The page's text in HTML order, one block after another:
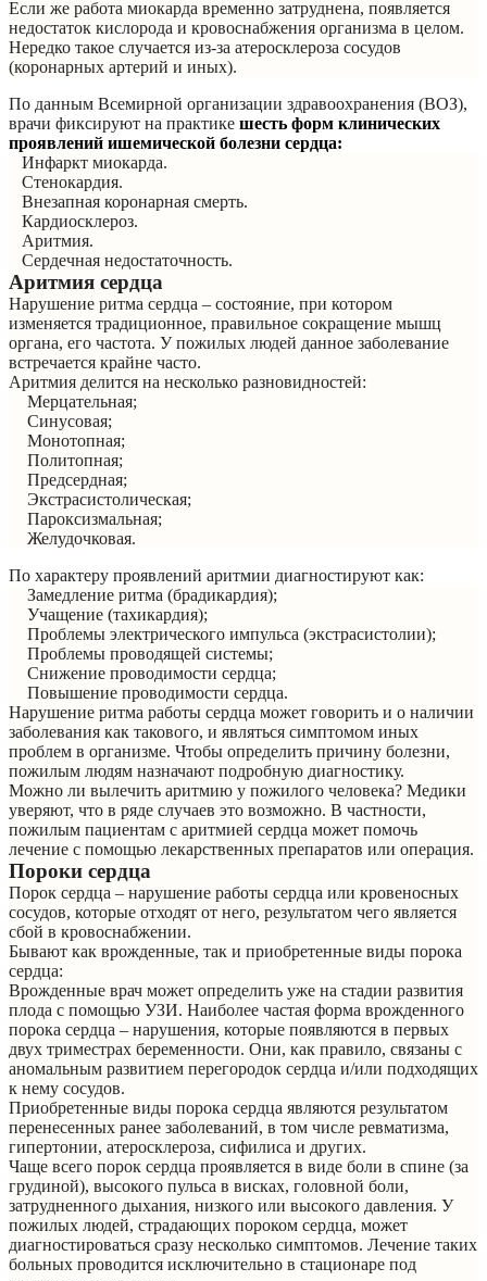
Если же работа миокарда временно затруднена, появляется
недостаток кислорода и кровоснабжения организма в целом.
Нередко такое случается из-за атеросклероза сосудов
(коронарных артерий и иных).
По данным Всемирной организации здравоохранения (ВОЗ),
врачи фиксируют на практике шесть форм клинических
проявлений ишемической болезни сердца:
Инфаркт миокарда.
Стенокардия.
Внезапная коронарная смерть.
Кардиосклероз.
Аритмия.
Сердечная недостаточность.
Аритмия сердца
Нарушение ритма сердца – состояние, при котором
изменяется традиционное, правильное сокращение мышц
органа, его частота. У пожилых людей данное заболевание
встречается крайне часто.
Аритмия делится на несколько разновидностей:
Мерцательная;
Синусовая;
Монотопная;
Политопная;
Предсердная;
Экстрасистолическая;
Пароксизмальная;
Желудочковая.
По характеру проявлений аритмии диагностируют как:
Замедление ритма (брадикардия);
Учащение (тахикардия);
Проблемы электрического импульса (экстрасистолии);
Проблемы проводящей системы;
Снижение проводимости сердца;
Повышение проводимости сердца.
Нарушение ритма работы сердца может говорить и о наличии
заболевания как такового, и являться симптомом иных
проблем в организме. Чтобы определить причину болезни,
пожилым людям назначают подробную диагностику.
Можно ли вылечить аритмию у пожилого человека? Медики
уверяют, что в ряде случаев это возможно. В частности,
пожилым пациентам с аритмией сердца может помочь
лечение с помощью лекарственных препаратов или операция.
Пороки сердца
Порок сердца – нарушение работы сердца или кровеносных
сосудов, которые отходят от него, результатом чего является
сбой в кровоснабжении.
Бывают как врожденные, так и приобретенные виды порока
сердца:
Врожденные врач может определить уже на стадии развития
плода с помощью УЗИ. Наиболее частая форма врожденного
порока сердца – нарушения, которые появляются в первых
двух триместрах беременности. Они, как правило, связаны с
аномальным развитием перегородок сердца и/или подходящих
к нему сосудов.
Приобретенные виды порока сердца являются результатом
перенесенных ранее заболеваний, в том числе ревматизма,
гипертонии, атеросклероза, сифилиса и других.
Чаще всего порок сердца проявляется в виде боли в спине (за
грудиной), высокого пульса в висках, головной боли,
затрудненного дыхания, низкого или высокого давления. У
пожилых людей, страдающих пороком сердца, может
диагностироваться сразу несколько симптомов. Лечение таких
больных проводится исключительно в стационаре под